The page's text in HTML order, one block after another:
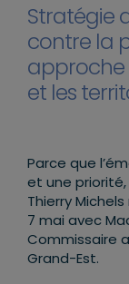
Stratégie
contre la
approche
et les
Parce que
et une
Thierry
7 mai avec
Commissaire
Grand-Est.